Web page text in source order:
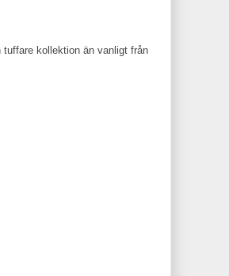
kollektion än vanligt från